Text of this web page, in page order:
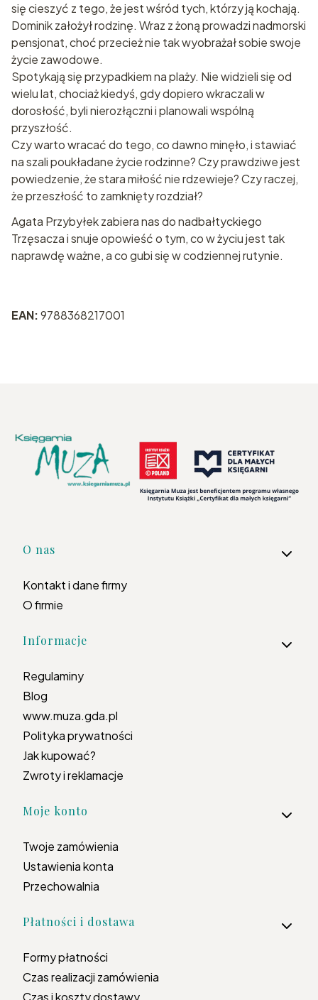
się cieszyć z tego, że jest wśród tych, którzy ją kochają.
Dominik założył rodzinę. Wraz z żoną prowadzi nadmorski
pensjonat, choć przecież nie tak wyobrażał sobie swoje
życie zawodowe.
Spotykają się przypadkiem na plaży. Nie widzieli się od
wielu lat, chociaż kiedyś, gdy dopiero wkraczali w
dorosłość, byli nierozłączni i planowali wspólną
przyszłość.
Czy warto wracać do tego, co dawno minęło, i stawiać
na szali poukładane życie rodzinne? Czy prawdziwe jest
powiedzenie, że stara miłość nie rdzewieje? Czy raczej,
że przeszłość to zamknięty rozdział?
Agata Przybyłek zabiera nas do nadbałtyckiego
Trzęsacza i snuje opowieść o tym, co w życiu jest tak
naprawdę ważne, a co gubi się w codziennej rutynie.
EAN:9788368217001
Linki w stopce
O nas
Kontakt i dane firmy
O firmie
Informacje
Regulaminy
Blog
www.muza.gda.pl
Polityka prywatności
Jak kupować?
Zwroty i reklamacje
Moje konto
Twoje zamówienia
Ustawienia konta
Przechowalnia
Płatności i dostawa
Formy płatności
Czas realizacji zamówienia